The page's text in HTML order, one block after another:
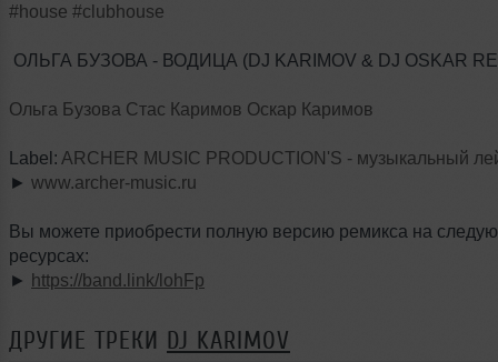
#house #clubhouse
ОЛЬГА БУЗОВА - ВОДИЦА (DJ KARIMOV & DJ OSKAR
Ольга Бузова Стас Каримов Оскар Каримов
Label: ARCHER MUSIC PRODUCTION'S - музыкальный
► www.archer-music.ru
Вы можете приобрести полную версию ремикса на
ресурсах:
►
https://band.link/lohFp
ДРУГИЕ ТРЕКИ DJ KARIMOV